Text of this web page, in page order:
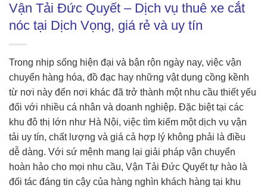
Vận Tải Đức Quyết – Dịch vụ thuê xe cắt
nóc tại Dịch Vọng, giá rẻ và uy tín
Trong nhịp sống hiện đại và bận rộn ngày nay, việc vận
chuyển hàng hóa, đồ đạc hay những vật dụng cồng kềnh
từ nơi này đến nơi khác đã trở thành một nhu cầu thiết yếu
đối với nhiều cá nhân và doanh nghiệp. Đặc biệt tại các
khu đô thị lớn như Hà Nội, việc tìm kiếm một dịch vụ vận
tải uy tín, chất lượng và giá cả hợp lý không phải là điều
dễ dàng. Với sứ mệnh mang lại giải pháp vận chuyển
hoàn hảo cho mọi nhu cầu, Vận Tải Đức Quyết tự hào là
đối tác đáng tin cậy của hàng nghìn khách hàng tại khu